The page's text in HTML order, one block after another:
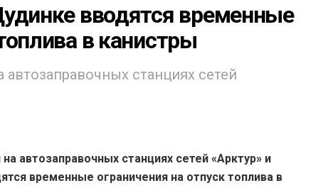
вводятся временные
в канистры
станциях сетей
автозаправочных станциях сетей «Арктур» и
временные ограничения на отпуск топлива в